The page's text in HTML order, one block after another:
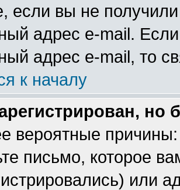
если вы не
адрес e-mail.
адрес e-mail, то
к началу
но
вероятные
письмо, которое
или